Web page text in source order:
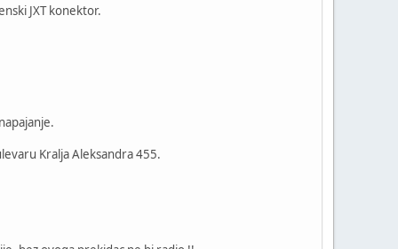
JXT konektor.
Kralja Aleksandra 455.